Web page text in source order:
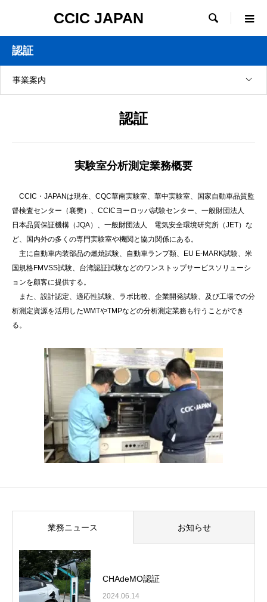
CCIC JAPAN 
認証
事業案内
認証
実験室分析測定業務概要
CCIC・JAPANは現在、CQC華南実験室、華中実験室、国家自動車品質監
督検査センター（襄樊）、CCICヨーロッパ試験センター、一般財団法人
日本品質保証機構（JQA）、一般財団法人 電気安全環境研究所（JET）な
ど、国内外の多くの専門実験室や機関と協力関係にある。
主に自動車内装部品の燃焼試験、自動車ランプ類、EU E-MARK試験、米
国規格FMVSS試験、台湾認証試験などのワンストップサービスソリューシ
ョンを顧客に提供する。
また、設計認定、適応性試験、ラボ比較、企業開発試験、及び工場での分
析測定資源を活用したWMTやTMPなどの分析測定業務も行うことができ
る。
業務ニュース お知らせ
CHAdeMO認証
2024.06.14